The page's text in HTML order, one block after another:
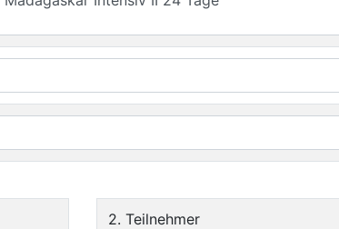
2. Teilnehmer